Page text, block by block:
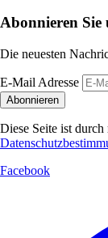
Abonnieren Sie
Die neuesten
E-Mail Adresse
Abonnieren
Diese Seite ist
Facebook